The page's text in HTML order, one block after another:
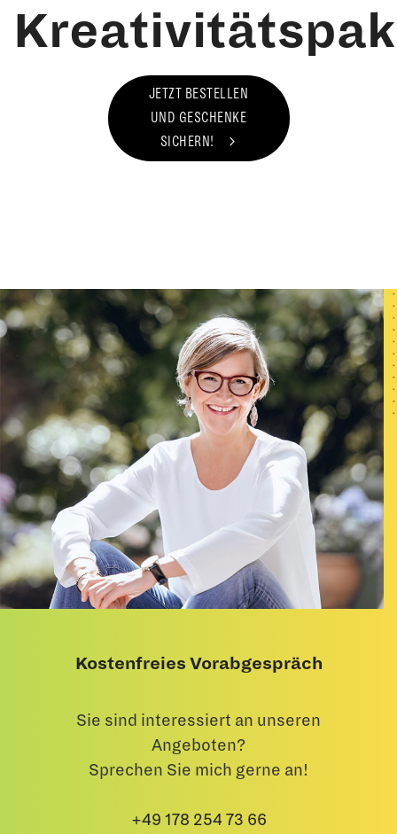
JETZT BESTELLEN
UND GESCHENKE
SICHERN!
Kostenfreies Vorabgespräch
Sie sind interessiert an unseren
Angeboten?
Sprechen Sie mich gerne an!
+49 178 254 73 66